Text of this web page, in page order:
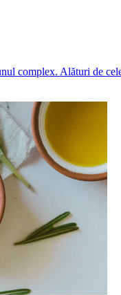
complex. Alături de